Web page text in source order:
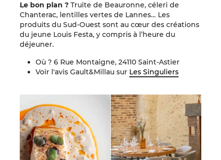
Le bon plan ? Truite de Beauronne, céleri de
Chanterac, lentilles vertes de Lannes… Les
produits du Sud-Ouest sont au cœur des créations
du jeune Louis Festa, y compris à l’heure du
déjeuner.
Où ? 6 Rue Montaigne, 24110 Saint-Astier
Voir l'avis Gault&Millau sur Les Singuliers